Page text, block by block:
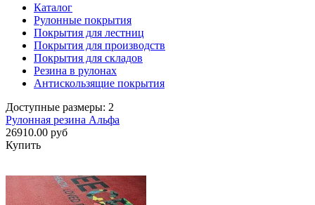
Каталог
Рулонные покрытия
Покрытия для лестниц
Покрытия для производств
Покрытия для складов
Резина в рулонах
Антискользящие покрытия
Доступные размеры: 2
Рулонная резина Альфа
26910.00 руб
Купить